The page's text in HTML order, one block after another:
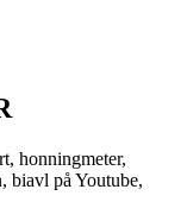
honningmeter,
biavl på Youtube,